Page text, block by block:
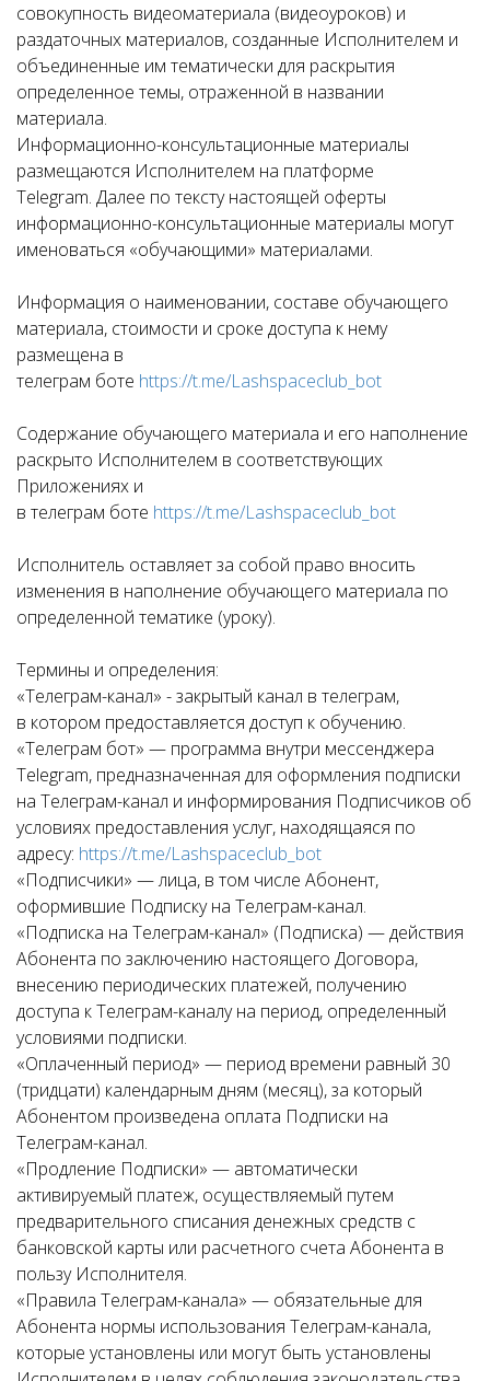
совокупность видеоматериала (видеоуроков) и
раздаточных материалов, созданные Исполнителем и
объединенные им тематически для раскрытия
определенное темы, отраженной в названии
материала.
Информационно-консультационные материалы
размещаются Исполнителем на платформе
Telegram. Далее по тексту настоящей оферты
информационно-консультационные материалы могут
именоваться «обучающими» материалами.
Информация о наименовании, составе обучающего
материала, стоимости и сроке доступа к нему
размещена в
телеграм боте https://t.me/Lashspaceclub_bot
Содержание обучающего материала и его наполнение
раскрыто Исполнителем в соответствующих
Приложениях и
в телеграм боте https://t.me/Lashspaceclub_bot
Исполнитель оставляет за собой право вносить
изменения в наполнение обучающего материала по
определенной тематике (уроку).
Термины и определения:
«Телеграм-канал» - закрытый канал в телеграм,
в котором предоставляется доступ к обучению.
«Телеграм бот» — программа внутри мессенджера
Telegram, предназначенная для оформления подписки
на Телеграм-канал и информирования Подписчиков об
условиях предоставления услуг, находящаяся по
адресу: https://t.me/Lashspaceclub_bot
«Подписчики» — лица, в том числе Абонент,
оформившие Подписку на Телеграм-канал.
«Подписка на Телеграм-канал» (Подписка) — действия
Абонента по заключению настоящего Договора,
внесению периодических платежей, получению
доступа к Телеграм-каналу на период, определенный
условиями подписки.
«Оплаченный период» — период времени равный 30
(тридцати) календарным дням (месяц), за который
Абонентом произведена оплата Подписки на
Телеграм-канал.
«Продление Подписки» — автоматически
активируемый платеж, осуществляемый путем
предварительного списания денежных средств с
банковской карты или расчетного счета Абонента в
пользу Исполнителя.
«Правила Телеграм-канала» — обязательные для
Абонента нормы использования Телеграм-канала,
которые установлены или могут быть установлены